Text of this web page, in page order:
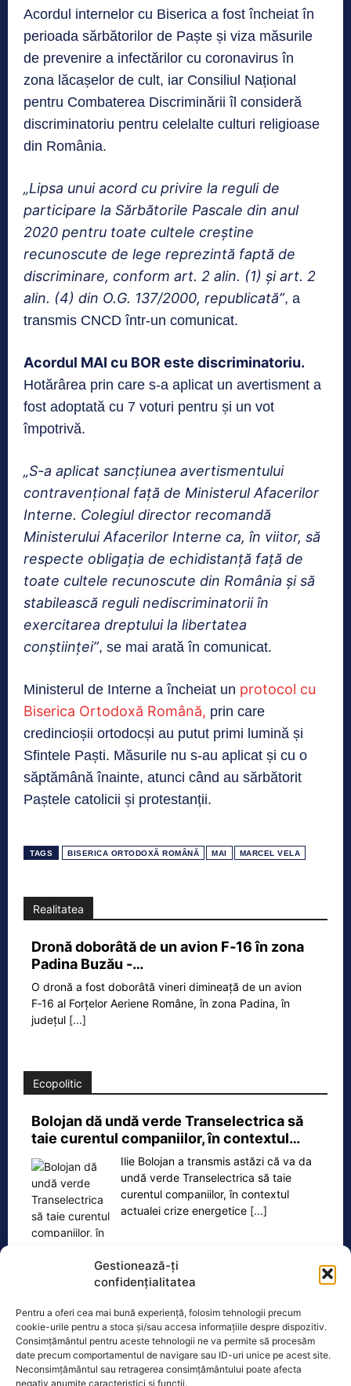
Gestionează-ți
confidențialitatea
Pentru a oferi cea mai bună experiență, folosim tehnologii precum
cookie-urile pentru a stoca și/sau accesa informațiile despre dispozitiv.
Consimțământul pentru aceste tehnologii ne va permite să procesăm
date precum comportamentul de navigare sau ID-uri unice pe acest site.
Neconsimțământul sau retragerea consimțământului poate afecta
negativ anumite caracteristici și funcții.
Acordul internelor cu Biserica a fost încheiat în
perioada sărbătorilor de Paște și viza măsurile
de prevenire a infectărilor cu coronavirus în
zona lăcașelor de cult, iar Consiliul Național
pentru Combaterea Discriminării îl consideră
discriminatoriu pentru celelalte culturi religioase
din România.
„Lipsa unui acord cu privire la reguli de
participare la Sărbătorile Pascale din anul
2020 pentru toate cultele creștine
recunoscute de lege reprezintă faptă de
discriminare, conform art. 2 alin. (1) și art. 2
alin. (4) din O.G. 137/2000, republicată”, a
transmis CNCD într-un comunicat.
Acordul MAI cu BOR este discriminatoriu.
Hotărârea prin care s-a aplicat un avertisment a
fost adoptată cu 7 voturi pentru și un vot
împotrivă.
„S-a aplicat sancțiunea avertismentului
contravențional față de Ministerul Afacerilor
Interne. Colegiul director recomandă
Ministerului Afacerilor Interne ca, în viitor, să
respecte obligația de echidistanță față de
toate cultele recunoscute din România și să
stabilească reguli nediscriminatorii în
exercitarea dreptului la libertatea
conștiinței”, se mai arată în comunicat.
Ministerul de Interne a încheiat un protocol cu
Biserica Ortodoxă Română, prin care
credincioșii ortodocși au putut primi lumină și
Sfintele Paști. Măsurile nu s-au aplicat și cu o
săptămână înainte, atunci când au sărbătorit
Paștele catolicii și protestanții.
TAGS BISERICA ORTODOXĂ ROMÂNĂ MAI MARCEL VELA
Realitatea
Dronă doborâtă de un avion F‑16 în zona
Padina Buzău -…
O dronă a fost doborâtă vineri dimineață de un avion
F‑16 al Forțelor Aeriene Române, în zona Padina, în
județul [...]
Ecopolitic
Bolojan dă undă verde Transelectrica să
taie curentul companiilor, în contextul…
Ilie Bolojan a transmis astăzi că va da
undă verde Transelectrica să taie
curentul companiilor, în contextul
actualei crize energetice [...]
Cine este Petrică Paraschiv, campionul mondial care
execută 11 ani de…
Petrică Paraschiv, primul român care a